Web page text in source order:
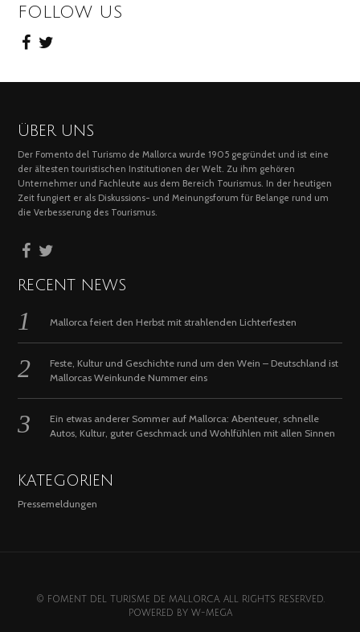
FOLLOW US
ÜBER UNS
Der Fomento del Turismo de Mallorca wurde 1905 gegründet und ist eine
der ältesten touristischen Institutionen der Welt. Zu ihm gehören
Unternehmer und Fachleute aus dem Bereich Tourismus. In der heutigen
Zeit fungiert er als Diskussions- und Meinungsforum für Belange rund um
die Verbesserung des Tourismus.
RECENT NEWS
Mallorca feiert den Herbst mit strahlenden Lichterfesten
Feste, Kultur und Geschichte rund um den Wein – Deutschland ist
Mallorcas Weinkunde Nummer eins
Ein etwas anderer Sommer auf Mallorca: Abenteuer, schnelle
Autos, Kultur, guter Geschmack und Wohlfühlen mit allen Sinnen
KATEGORIEN
Pressemeldungen
© FOMENT DEL TURISME DE MALLORCA. ALL RIGHTS RESERVED.
POWERED BY W-MEGA